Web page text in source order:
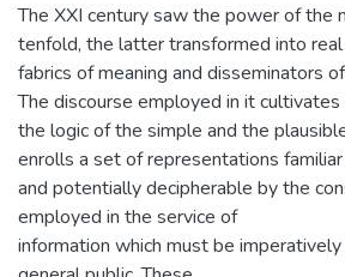
The XXI century saw the power of the
tenfold, the latter transformed into real
fabrics of meaning and disseminators
The discourse employed in it cultivates
the logic of the simple and the
enrolls a set of representations familiar
and potentially decipherable by the
employed in the service of
information which must be